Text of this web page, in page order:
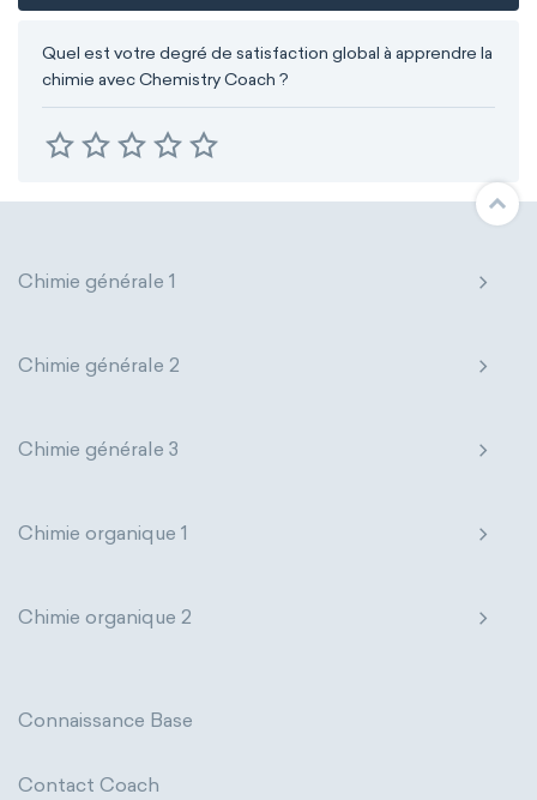
Quel est votre degré de satisfaction global à apprendre la
chimie avec Chemistry Coach ?
Chimie générale 1
Chimie générale 2
Chimie générale 3
Chimie organique 1
Chimie organique 2
Connaissance Base
Contact Coach